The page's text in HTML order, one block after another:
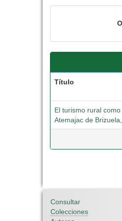
Título
El turismo rural
Atemajac de
Consultar
Colecciones